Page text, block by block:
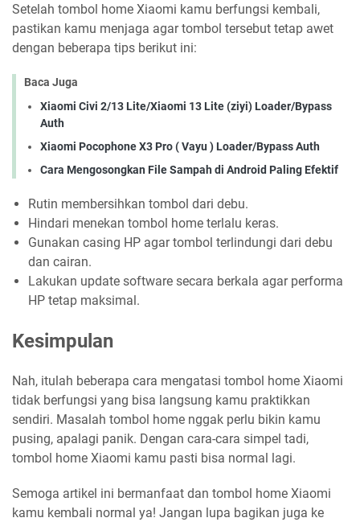
Setelah tombol home Xiaomi kamu berfungsi kembali,
pastikan kamu menjaga agar tombol tersebut tetap awet
dengan beberapa tips berikut ini:
Baca Juga
Xiaomi Civi 2/13 Lite/Xiaomi 13 Lite (ziyi) Loader/Bypass
Auth
Xiaomi Pocophone X3 Pro ( Vayu ) Loader/Bypass Auth
Cara Mengosongkan File Sampah di Android Paling Efektif
Rutin membersihkan tombol dari debu.
Hindari menekan tombol home terlalu keras.
Gunakan casing HP agar tombol terlindungi dari debu
dan cairan.
Lakukan update software secara berkala agar performa
HP tetap maksimal.
Kesimpulan
Nah, itulah beberapa cara mengatasi tombol home Xiaomi
tidak berfungsi yang bisa langsung kamu praktikkan
sendiri. Masalah tombol home nggak perlu bikin kamu
pusing, apalagi panik. Dengan cara-cara simpel tadi,
tombol home Xiaomi kamu pasti bisa normal lagi.
Semoga artikel ini bermanfaat dan tombol home Xiaomi
kamu kembali normal ya! Jangan lupa bagikan juga ke